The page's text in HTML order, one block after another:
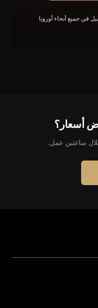
جميع أنحاء أوروبا
أسعار؟
ساعتين عمل.